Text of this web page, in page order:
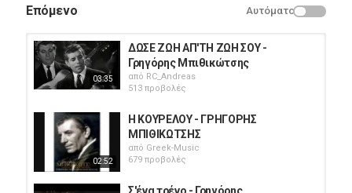
Επόμενο Αυτόματο
03:35
ΔΩΣΕ ΖΩΗ ΑΠ'ΤΗ ΖΩΗ ΣΟΥ -
Γρηγόρης Μπιθικώτσης
από RC_Andreas
513 προβολές
02:52
Η ΚΟΥΡΕΛΟΥ - ΓΡΗΓΟΡΗΣ
ΜΠΙΘΙΚΩΤΣΗΣ
από Greek-Music
679 προβολές
Σ'ένα τρένο - Γρηγόρης